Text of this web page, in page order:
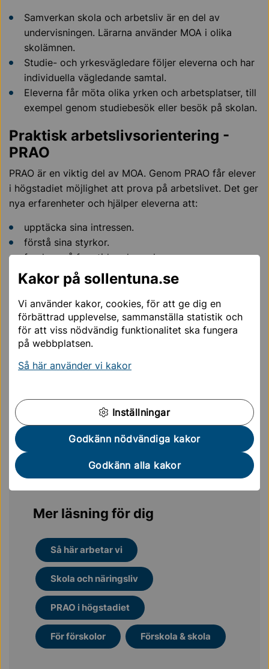
Kakor på sollentuna.se
Vi använder kakor, cookies, för att ge dig en
förbättrad upplevelse, sammanställa statistik och
för att viss nödvändig funktionalitet ska fungera
på webbplatsen.
Så här använder vi kakor
Inställningar
Godkänn nödvändiga kakor
Godkänn alla kakor
Samverkan skola och arbetsliv är en del av
undervisningen. Lärarna använder MOA i olika
skolämnen.
Studie- och yrkesvägledare följer eleverna och har
individuella vägledande samtal.
Eleverna får möta olika yrken och arbetsplatser, till
exempel genom studiebesök eller besök på skolan.
Praktisk arbetslivsorientering -
PRAO
PRAO är en viktig del av MOA. Genom PRAO får elever
i högstadiet möjlighet att prova på arbetslivet. Det ger
nya erfarenheter och hjälper eleverna att:
upptäcka sina intressen.
förstå sina styrkor.
fundera på framtida yrkesval.
Studie- och yrkesvägledning
Alla elever i högstadiet får vägledning. Vi pratar om:
framtida studier.
egna mål och drömmar.
Eleverna får också lära sig att sortera information och
fatta beslut – viktiga färdigheter inför gymnasiet och
vidare studier.
Mer läsning för dig
Så här arbetar vi
Skola och näringsliv
PRAO i högstadiet
För förskolor Förskola & skola